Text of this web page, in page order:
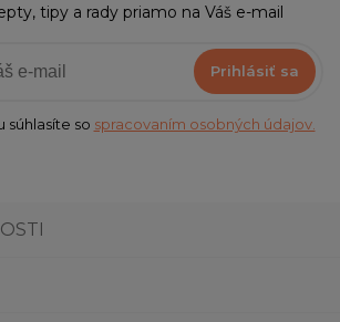
tipy a rady priamo na Váš e-mail
Prihlásiť sa
súhlasíte so spracovaním osobných údajov.